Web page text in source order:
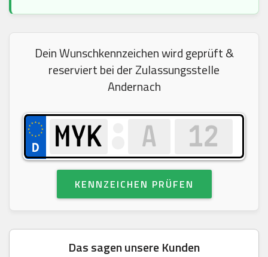
Dein Wunschkennzeichen wird geprüft &
reserviert bei der Zulassungsstelle
Andernach
KENNZEICHEN PRÜFEN
Das sagen unsere Kunden